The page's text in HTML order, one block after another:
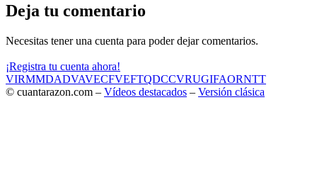
Deja tu comentario
Necesitas tener una cuenta para poder dejar comentarios.
¡Registra tu cuenta ahora!
VIRMMDADVAVECFVEFTQDCCVRUGIFAORNTT
© cuantarazon.com – Vídeos destacados – Versión clásica